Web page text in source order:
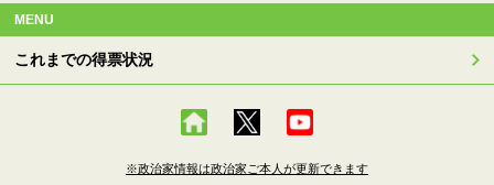
MENU
これまでの得票状況
※政治家情報は政治家ご本人が更新できます